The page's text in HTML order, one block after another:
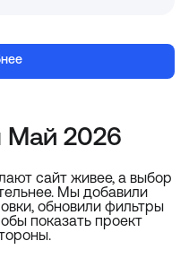
Май 2026
сайт живее, а выбор
Мы добавили
обновили фильтры
показать проект